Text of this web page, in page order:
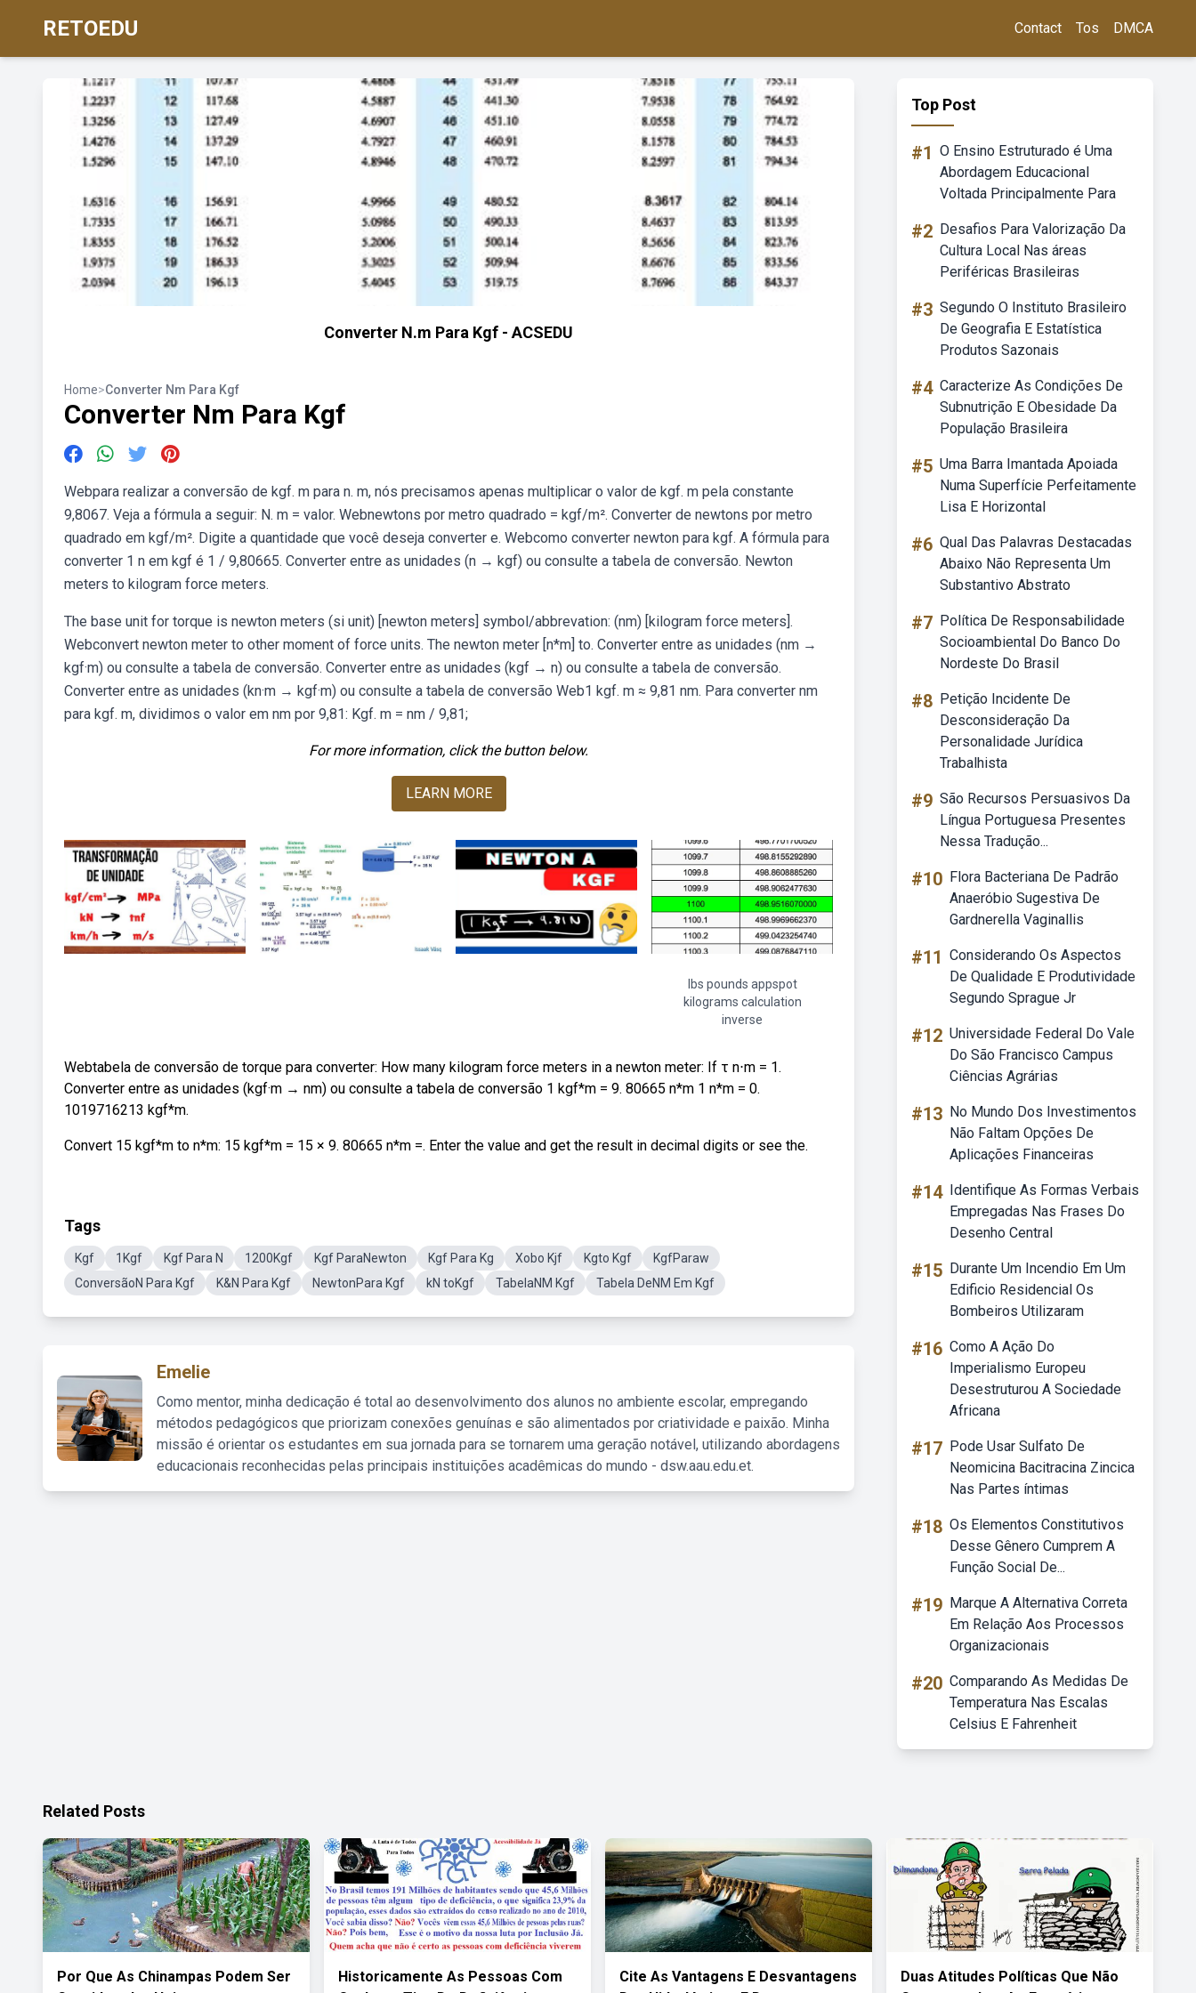
RETOEDU Contact Tos DMCA
Converter N.m Para Kgf - ACSEDU
Home>Converter Nm Para Kgf
Converter Nm Para Kgf
Webpara realizar a conversão de kgf. m para n. m, nós precisamos apenas multiplicar o valor de kgf. m pela constante
9,8067. Veja a fórmula a seguir: N. m = valor. Webnewtons por metro quadrado = kgf/m². Converter de newtons por metro
quadrado em kgf/m². Digite a quantidade que você deseja converter e. Webcomo converter newton para kgf. A fórmula para
converter 1 n em kgf é 1 / 9,80665. Converter entre as unidades (n → kgf) ou consulte a tabela de conversão. Newton
meters to kilogram force meters.
The base unit for torque is newton meters (si unit) [newton meters] symbol/abbrevation: (nm) [kilogram force meters].
Webconvert newton meter to other moment of force units. The newton meter [n*m] to. Converter entre as unidades (nm →
kgf·m) ou consulte a tabela de conversão. Converter entre as unidades (kgf → n) ou consulte a tabela de conversão.
Converter entre as unidades (kn·m → kgf·m) ou consulte a tabela de conversão Web1 kgf. m ≈ 9,81 nm. Para converter nm
para kgf. m, dividimos o valor em nm por 9,81: Kgf. m = nm / 9,81;
For more information, click the button below.
LEARN MORE
lbs pounds appspot
kilograms calculation
inverse
Webtabela de conversão de torque para converter: How many kilogram force meters in a newton meter: If τ n⋅m = 1.
Converter entre as unidades (kgf·m → nm) ou consulte a tabela de conversão 1 kgf*m = 9. 80665 n*m 1 n*m = 0.
1019716213 kgf*m.
Convert 15 kgf*m to n*m: 15 kgf*m = 15 × 9. 80665 n*m =. Enter the value and get the result in decimal digits or see the.
Tags
Kgf 1Kgf Kgf Para N 1200Kgf Kgf ParaNewton Kgf Para Kg Xobo Kjf Kgto Kgf
KgfParaw
ConversãoN Para Kgf
K&N Para Kgf NewtonPara Kgf kN toKgf TabelaNM Kgf Tabela DeNM Em Kgf
Emelie
Como mentor, minha dedicação é total ao desenvolvimento dos alunos no ambiente escolar, empregando
métodos pedagógicos que priorizam conexões genuínas e são alimentados por criatividade e paixão. Minha
missão é orientar os estudantes em sua jornada para se tornarem uma geração notável, utilizando abordagens
educacionais reconhecidas pelas principais instituições acadêmicas do mundo - dsw.aau.edu.et.
Top Post
#1 O Ensino Estruturado é Uma
Abordagem Educacional
Voltada Principalmente Para
#2 Desafios Para Valorização Da
Cultura Local Nas áreas
Periféricas Brasileiras
#3 Segundo O Instituto Brasileiro
De Geografia E Estatística
Produtos Sazonais
#4 Caracterize As Condições De
Subnutrição E Obesidade Da
População Brasileira
#5 Uma Barra Imantada Apoiada
Numa Superfície Perfeitamente
Lisa E Horizontal
#6 Qual Das Palavras Destacadas
Abaixo Não Representa Um
Substantivo Abstrato
#7 Política De Responsabilidade
Socioambiental Do Banco Do
Nordeste Do Brasil
#8 Petição Incidente De
Desconsideração Da
Personalidade Jurídica
Trabalhista
#9 São Recursos Persuasivos Da
Língua Portuguesa Presentes
Nessa Tradução...
#10 Flora Bacteriana De Padrão
Anaeróbio Sugestiva De
Gardnerella Vaginallis
#11 Considerando Os Aspectos
De Qualidade E Produtividade
Segundo Sprague Jr
#12 Universidade Federal Do Vale
Do São Francisco Campus
Ciências Agrárias
#13 No Mundo Dos Investimentos
Não Faltam Opções De
Aplicações Financeiras
#14 Identifique As Formas Verbais
Empregadas Nas Frases Do
Desenho Central
#15 Durante Um Incendio Em Um
Edificio Residencial Os
Bombeiros Utilizaram
#16 Como A Ação Do
Imperialismo Europeu
Desestruturou A Sociedade
Africana
#17 Pode Usar Sulfato De
Neomicina Bacitracina Zincica
Nas Partes íntimas
#18 Os Elementos Constitutivos
Desse Gênero Cumprem A
Função Social De...
#19 Marque A Alternativa Correta
Em Relação Aos Processos
Organizacionais
#20 Comparando As Medidas De
Temperatura Nas Escalas
Celsius E Fahrenheit
Related Posts
Por Que As Chinampas Podem Ser
Historicamente As Pessoas Com
Cite As Vantagens E Desvantagens
Duas Atitudes Políticas Que Não